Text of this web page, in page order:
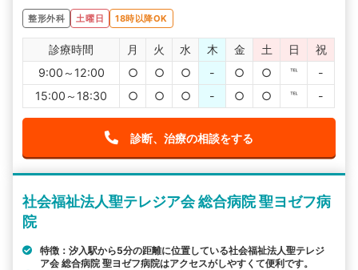
整形外科 土曜日 18時以降OK
診療時間 月 火 水 木 金 土 日
祝
9:00～12:00
○ ○ ○ - ○ ○ ℡
-
15:00～18:30
○ ○ ○ - ○ ○ ℡ -
診断、治療の相談をする
社会福祉法人聖テレジア会 総合病院 聖ヨゼフ病
院
特徴：汐入駅から5分の距離に位置している社会福祉法人聖テレジ
ア会 総合病院 聖ヨゼフ病院はアクセスがしやすくて便利です。